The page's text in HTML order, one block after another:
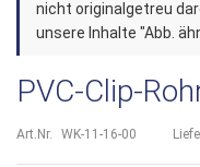
der
Bildergalerie
nicht originalgetreu
unsere Inhalte "Abb.
PVC-Clip-
Art.Nr. WK-11-16-00